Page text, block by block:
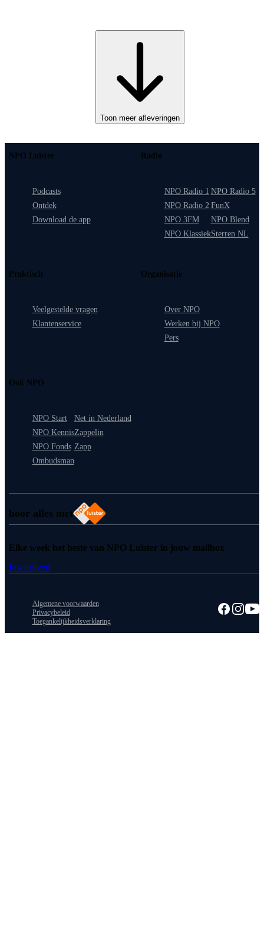
Toon meer afleveringen
hoor alles met
NPO Luister
Podcasts
Ontdek
Download de app
Radio
NPO Radio 1
NPO Radio 2
NPO 3FM
NPO Klassiek
NPO Radio 5
FunX
NPO Blend
Sterren NL
Praktisch
Veelgestelde vragen
Klantenservice
Organisatie
Over NPO
Werken bij NPO
Pers
Ook NPO
NPO Start
NPO Kennis
NPO Fonds
Ombudsman
Net in Nederland
Zappelin
Zapp
Elke week het beste van NPO Luister in jouw mailbox
Inschrijven
Algemene voorwaarden
Privacybeleid
Toegankelijkheidsverklaring